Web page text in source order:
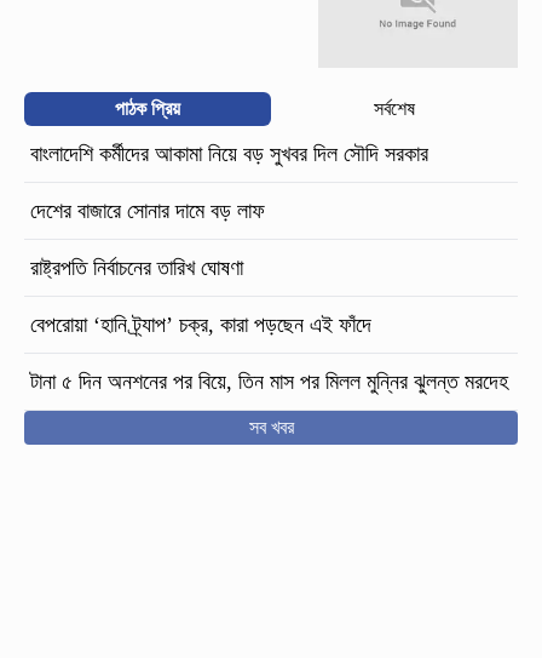
পাঠক প্রিয় সর্বশেষ
বাংলাদেশি কর্মীদের আকামা নিয়ে বড় সুখবর দিল সৌদি সরকার
দেশের বাজারে সোনার দামে বড় লাফ
রাষ্ট্রপতি নির্বাচনের তারিখ ঘোষণা
বেপরোয়া ‘হানি ট্র্যাপ’ চক্র, কারা পড়ছেন এই ফাঁদে
টানা ৫ দিন অনশনের পর বিয়ে, তিন মাস পর মিলল মুন্নির ঝুলন্ত মরদেহ
সব খবর